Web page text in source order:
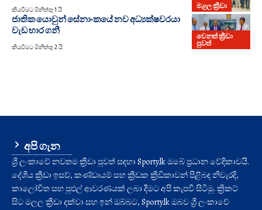
මළල ක්‍රීඩා
කියවීමට මිනිත්තු 1 යි
වෙනත් ක්‍රීඩා
පුවත්
ජාතික යොවුන් සේනාංකයේ නව අධ්‍යක්ෂවරයා
වැඩ භාර ගනී
කියවීමට මිනිත්තු 2 යි
අපි ගැන
ශ්‍රී ලංකාවේ නවතම ක්‍රීඩා පුවත් සඳහා Sporty.lk ඔබේ ප්‍රධාන වේදිකාවයි.
දේශීය ක්‍රීඩා ඉසව්, කණ්ඩායම් සහ ක්‍රීඩක ක්‍රීඩිකාවන් පිළිබඳ නිවැරදි,
කාලෝචිත සහ පුළුල් ආවරණයක් ලබා දීමට අපි කැපවී සිටිමු. ක්‍රිකට්
සිට මලල ක්‍රීඩා දක්වා සහ ඉන් ඔබ්බට, Sporty.lk ඔබව ශ්‍රී ලංකාවේ